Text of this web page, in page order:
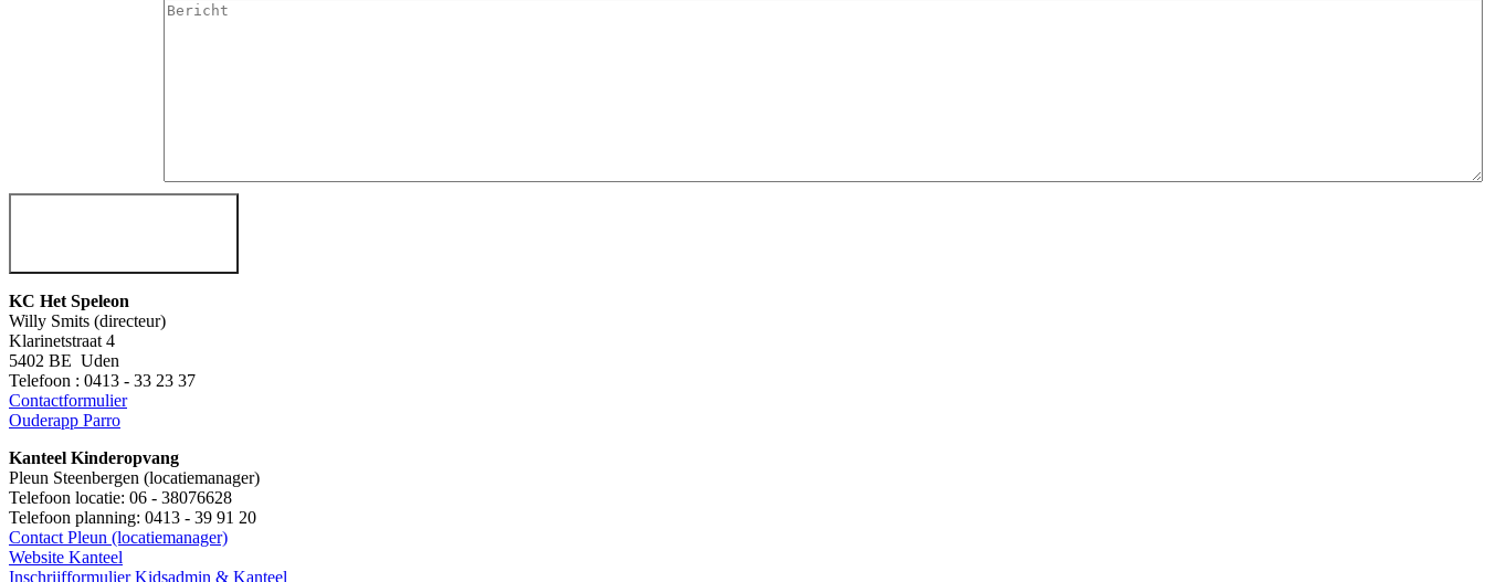
KC Het Speleon
Willy Smits (directeur)
Klarinetstraat 4
5402 BE Uden
Telefoon : 0413 - 33 23 37
Contactformulier
Ouderapp Parro
Kanteel Kinderopvang
Pleun Steenbergen (locatiemanager)
Telefoon locatie: 06 - 38076628
Telefoon planning: 0413 - 39 91 20
Contact Pleun (locatiemanager)
Website Kanteel
Inschrijfformulier Kidsadmin & Kanteel